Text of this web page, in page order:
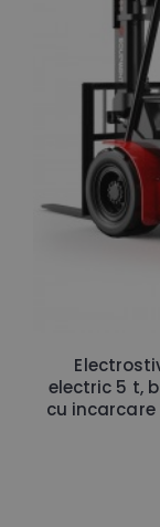
electric 5 t,
cu